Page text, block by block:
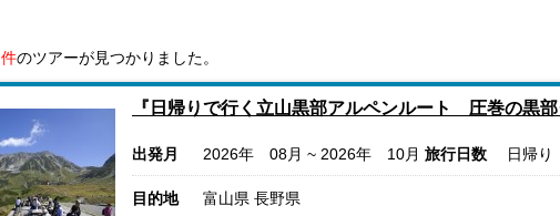
件のツアーが見つかりました。
『日帰りで行く立山黒部アルペンルート 圧巻の黒
出発月 2026年 08月 ~ 2026年 10月 旅行日数 日帰り
目的地 富山県 長野県